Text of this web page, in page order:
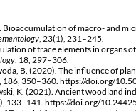
of macro- and
, 23(1), 231–245.
of trace elements in organs
, 18, 297–306.
B. (2020). The influence of
186, 350–360. https://doi.org/
K. (2021). Ancient woodland
133–141. https://doi.org/